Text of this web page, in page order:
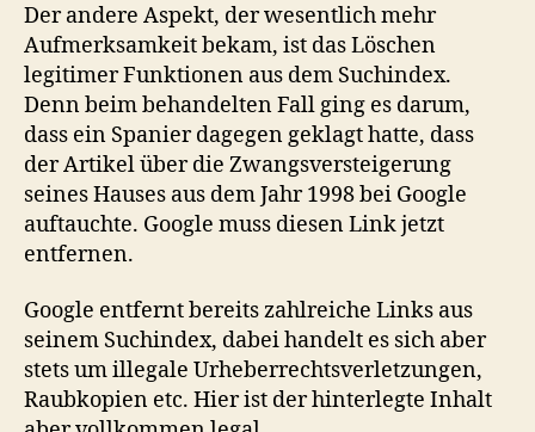
Der andere Aspekt, der wesentlich mehr
Aufmerksamkeit bekam, ist das Löschen
legitimer Funktionen aus dem Suchindex.
Denn beim behandelten Fall ging es darum,
dass ein Spanier dagegen geklagt hatte, dass
der Artikel über die Zwangsversteigerung
seines Hauses aus dem Jahr 1998 bei Google
auftauchte. Google muss diesen Link jetzt
entfernen.
Google entfernt bereits zahlreiche Links aus
seinem Suchindex, dabei handelt es sich aber
stets um illegale Urheberrechtsverletzungen,
Raubkopien etc. Hier ist der hinterlegte Inhalt